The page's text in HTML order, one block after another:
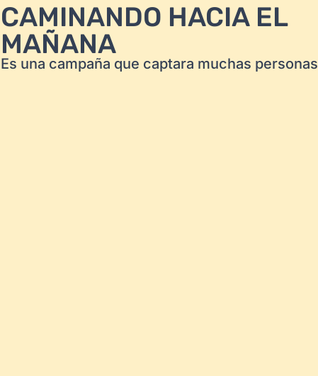
CAMINANDO HACIA EL
MAÑANA
Es una campaña que captara muchas personas